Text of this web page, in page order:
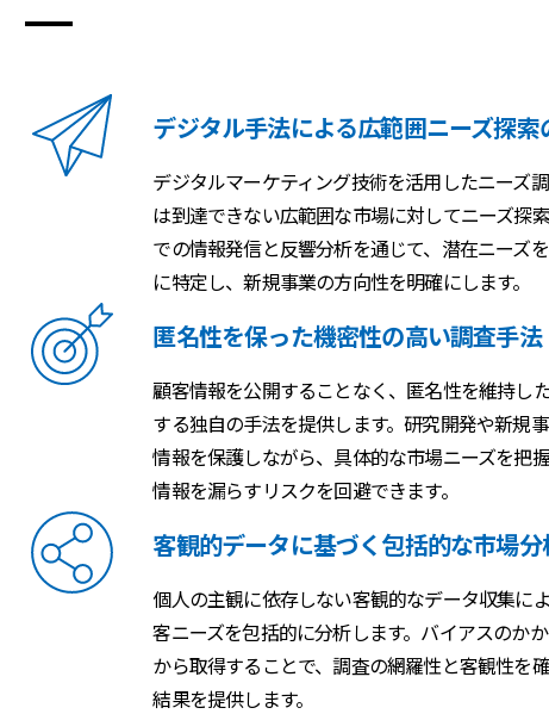
デジタル手法による広範囲ニーズ探索
デジタルマーケティング技術を活用したニーズ
は到達できない広範囲な市場に対してニーズ探
での情報発信と反響分析を通じて、潜在ニーズ
に特定し、新規事業の方向性を明確にします。
匿名性を保った機密性の高い調査手法
顧客情報を公開することなく、匿名性を維持し
する独自の手法を提供します。研究開発や新規
情報を保護しながら、具体的な市場ニーズを把
情報を漏らすリスクを回避できます。
客観的データに基づく包括的な市場分
個人の主観に依存しない客観的なデータ収集に
客ニーズを包括的に分析します。バイアスのか
から取得することで、調査の網羅性と客観性を
結果を提供します。